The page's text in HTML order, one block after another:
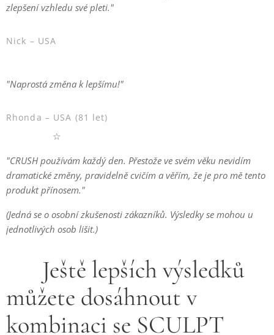
zlepšení vzhledu své pleti."
Nick – USA
"Naprostá změna k lepšímu!"
Rhonda – USA (81 let)
⭐⭐⭐⭐☆
"CRUSH používám každý den. Přestože ve svém věku nevidím
dramatické změny, pravidelně cvičím a věřím, že je pro mě tento
produkt přínosem."
(Jedná se o osobní zkušenosti zákazníků. Výsledky se mohou u
jednotlivých osob lišit.)
💥 Ještě lepších výsledků
můžete dosáhnout v
kombinaci se SCULPT